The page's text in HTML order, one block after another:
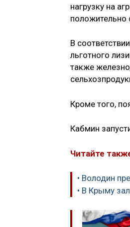
нагрузку на
положительно
В
льготного
также
Кроме того,
Кабмин
Читайте
• Володин
• В Крыму